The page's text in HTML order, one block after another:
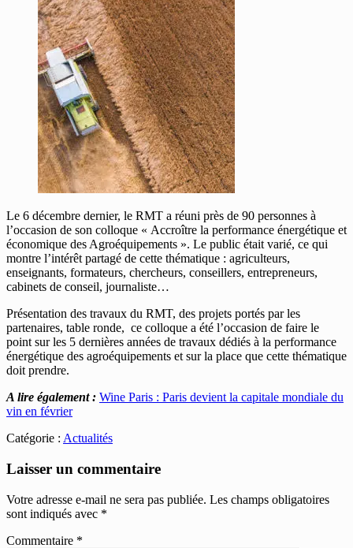
Le 6 décembre dernier, le RMT a réuni près de 90 personnes à
l’occasion de son colloque « Accroître la performance énergétique et
économique des Agroéquipements ». Le public était varié, ce qui
montre l’intérêt partagé de cette thématique : agriculteurs,
enseignants, formateurs, chercheurs, conseillers, entrepreneurs,
cabinets de conseil, journaliste…
Présentation des travaux du RMT, des projets portés par les
partenaires, table ronde, ce colloque a été l’occasion de faire le
point sur les 5 dernières années de travaux dédiés à la performance
énergétique des agroéquipements et sur la place que cette thématique
doit prendre.
A lire également : Wine Paris : Paris devient la capitale mondiale du
vin en février
Catégorie : Actualités
Laisser un commentaire
Votre adresse e-mail ne sera pas publiée. Les champs obligatoires
sont indiqués avec *
Commentaire *